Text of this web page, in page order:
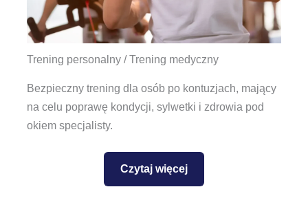
Trening personalny / Trening medyczny
Bezpieczny trening dla osób po kontuzjach, mający
na celu poprawę kondycji, sylwetki i zdrowia pod
okiem specjalisty.
Czytaj więcej